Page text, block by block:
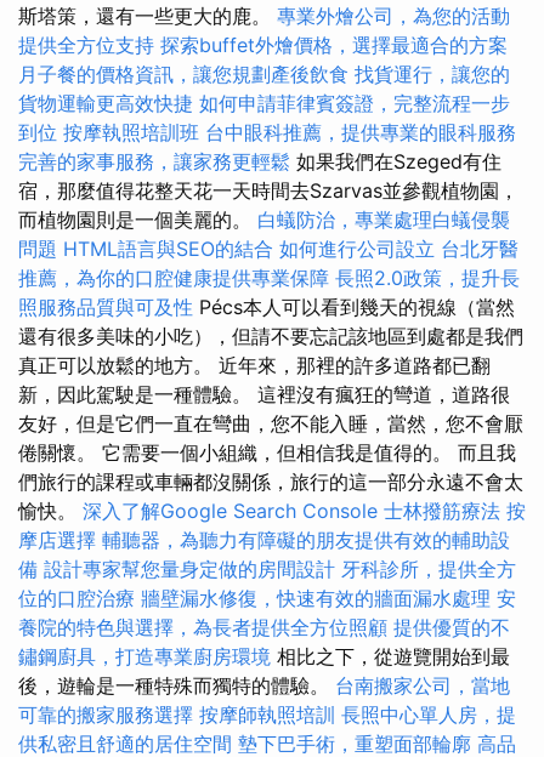
斯塔策，還有一些更大的鹿。 專業外燴公司，為您的活動
提供全方位支持 探索buffet外燴價格，選擇最適合的方案
月子餐的價格資訊，讓您規劃產後飲食 找貨運行，讓您的
貨物運輸更高效快捷 如何申請菲律賓簽證，完整流程一步
到位 按摩執照培訓班 台中眼科推薦，提供專業的眼科服務
完善的家事服務，讓家務更輕鬆 如果我們在Szeged有住
宿，那麼值得花整天花一天時間去Szarvas並參觀植物園，
而植物園則是一個美麗的。 白蟻防治，專業處理白蟻侵襲
問題 HTML語言與SEO的結合 如何進行公司設立 台北牙醫
推薦，為你的口腔健康提供專業保障 長照2.0政策，提升長
照服務品質與可及性 Pécs本人可以看到幾天的視線（當然
還有很多美味的小吃），但請不要忘記該地區到處都是我們
真正可以放鬆的地方。 近年來，那裡的許多道路都已翻
新，因此駕駛是一種體驗。 這裡沒有瘋狂的彎道，道路很
友好，但是它們一直在彎曲，您不能入睡，當然，您不會厭
倦關懷。 它需要一個小組織，但相信我是值得的。 而且我
們旅行的課程或車輛都沒關係，旅行的這一部分永遠不會太
愉快。 深入了解Google Search Console 士林撥筋療法 按
摩店選擇 輔聽器，為聽力有障礙的朋友提供有效的輔助設
備 設計專家幫您量身定做的房間設計 牙科診所，提供全方
位的口腔治療 牆壁漏水修復，快速有效的牆面漏水處理 安
養院的特色與選擇，為長者提供全方位照顧 提供優質的不
鏽鋼廚具，打造專業廚房環境 相比之下，從遊覽開始到最
後，遊輪是一種特殊而獨特的體驗。 台南搬家公司，當地
可靠的搬家服務選擇 按摩師執照培訓 長照中心單人房，提
供私密且舒適的居住空間 墊下巴手術，重塑面部輪廓 高品